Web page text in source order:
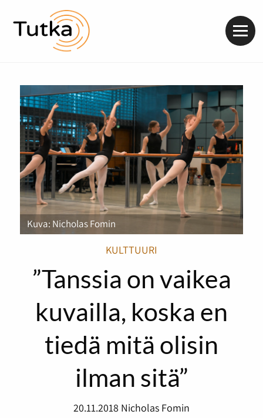
Kuva: Nicholas Fomin
KULTTUURI
”Tanssia on vaikea
kuvailla, koska en
tiedä mitä olisin
ilman sitä”
20.11.2018 Nicholas Fomin